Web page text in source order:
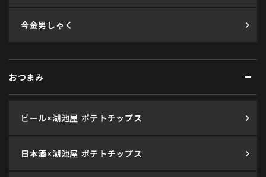
今金男しゃく
おつまみ
ビール×湖池屋 ポテトチップス
日本酒×湖池屋 ポテトチップス